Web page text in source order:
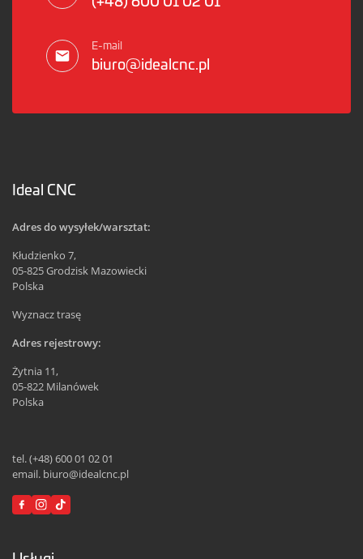
E-mail
biuro@idealcnc.pl
Ideal CNC
Adres do wysyłek/warsztat:
Kłudzienko 7,
05-825 Grodzisk Mazowiecki
Polska
Wyznacz trasę
Adres rejestrowy:
Żytnia 11,
05-822 Milanówek
Polska
tel. (+48) 600 01 02 01
email. biuro@idealcnc.pl